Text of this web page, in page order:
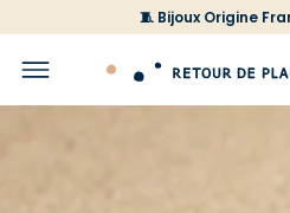
🧵 Bijoux Origine